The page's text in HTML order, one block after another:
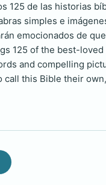
125 de las historias
simples e
emocionados de
125 of the best-
and compelling
this Bible their